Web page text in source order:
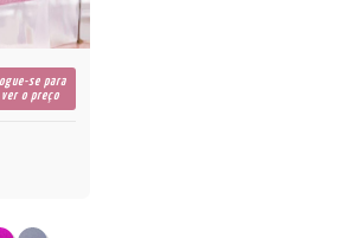
se para
ver o preço